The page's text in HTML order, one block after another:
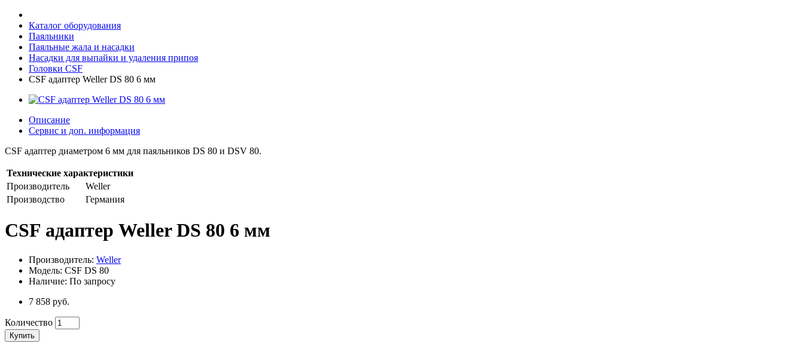
Каталог оборудования
Паяльники
Паяльные жала и насадки
Насадки для выпайки и удаления припоя
Головки CSF
CSF адаптер Weller DS 80 6 мм
Описание
Сервис и доп. информация
CSF адаптер диаметром 6 мм для паяльников DS 80 и DSV 80.
Технические характеристики
Производитель
Weller
Производство
Германия
CSF адаптер Weller DS 80 6 мм
Производитель: Weller
Модель: CSF DS 80
Наличие: По запросу
7 858 руб.
Количество
Купить